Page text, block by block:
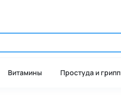
Витамины Простуда и грипп